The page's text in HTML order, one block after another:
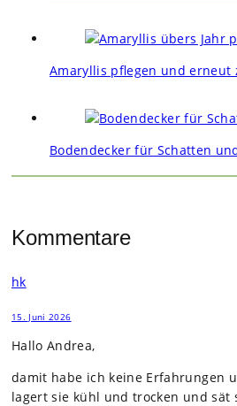
Amaryllis pflegen und erneut
Bodendecker für Schatten
Kommentare
hk
15. Juni 2026
Hallo Andrea,
damit habe ich keine Erfah­run­gen
lagert sie kühl und tro­cken und sät